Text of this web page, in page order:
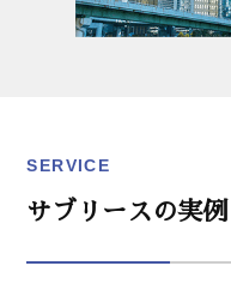
SERVICE
サブリースの実例